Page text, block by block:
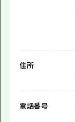
住所
電話番号